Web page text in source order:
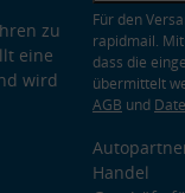
zu
eine
wird
Für den
rapidmail.
dass die
übermittelt
AGB und
Handel